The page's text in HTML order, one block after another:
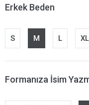
Erkek Beden
S M L XL
Formanıza İsim